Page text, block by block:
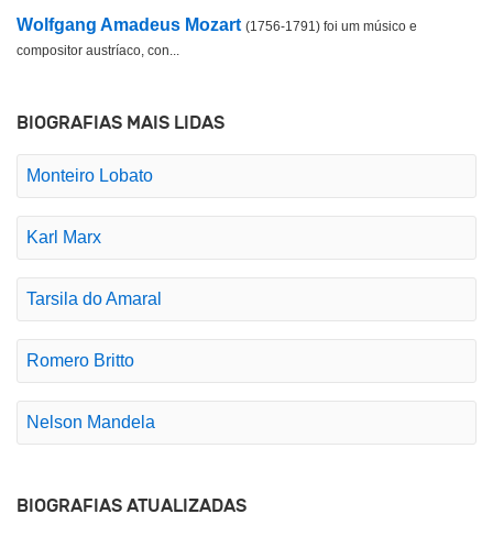
Wolfgang Amadeus Mozart (1756-1791) foi um músico e
compositor austríaco, con...
BIOGRAFIAS MAIS LIDAS
Monteiro Lobato
Karl Marx
Tarsila do Amaral
Romero Britto
Nelson Mandela
BIOGRAFIAS ATUALIZADAS